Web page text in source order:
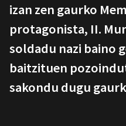
izan zen gaurko
protagonista, II.
soldadu nazi baino
baitzituen
sakondu dugu